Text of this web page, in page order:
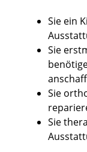
Sie ein
Sie
Sie
Sie